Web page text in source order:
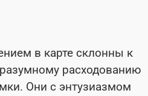
в карте склонны к
расходованию
Они с энтузиазмом